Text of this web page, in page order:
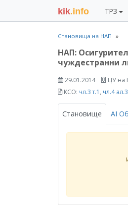
kik.info ТРЗ
Становища на НАП
НАП:
чуждестранни
29.01.2014 ЦУ на
КСО: чл.3 т.1 , чл.4
Становище AI